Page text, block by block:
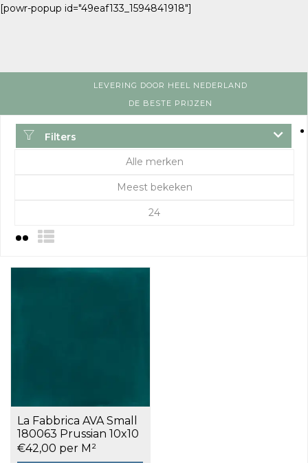
[powr-popup id="49eaf133_1594841918"]
LEVERING DOOR HEEL NEDERLAND
DE BESTE PRIJZEN
Filters
Alle merken
Meest bekeken
24
La Fabbrica AVA Small
180063 Prussian 10x10
a 0,5 m²
€42,00 per M²